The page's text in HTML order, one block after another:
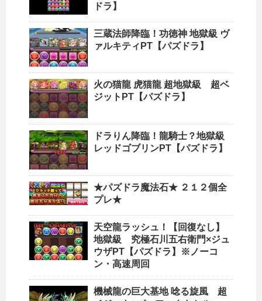
ドラ】
三蔵法師降臨！功徳神 地獄級 ヴ
ァルキティPT【パズドラ】
火の猫龍 虎猫龍 超地獄級 超ベ
ジットPT【パズドラ】
ドラりん降臨！龍騎士？地獄級
レッドゴブリンPT【パズドラ】
★パズドラ魔法石★ ２１２個全
プレ★
天空龍ラッシュ！【回復なし】
地獄級 究極石川五右衛門×ジュ
ウザPT【パズドラ】※ノーコ
ン・高速周回
機械龍の巨大基地 唸る旋風 超